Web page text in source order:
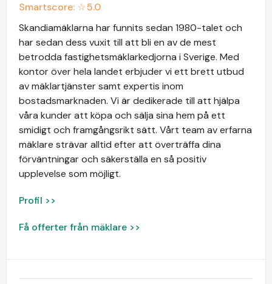
Smartscore: ☆5.0
Skandiamäklarna har funnits sedan 1980-talet och
har sedan dess vuxit till att bli en av de mest
betrodda fastighetsmäklarkedjorna i Sverige. Med
kontor över hela landet erbjuder vi ett brett utbud
av mäklartjänster samt expertis inom
bostadsmarknaden. Vi är dedikerade till att hjälpa
våra kunder att köpa och sälja sina hem på ett
smidigt och framgångsrikt sätt. Vårt team av erfarna
mäklare strävar alltid efter att överträffa dina
förväntningar och säkerställa en så positiv
upplevelse som möjligt.
Profil >>
Få offerter från mäklare >>